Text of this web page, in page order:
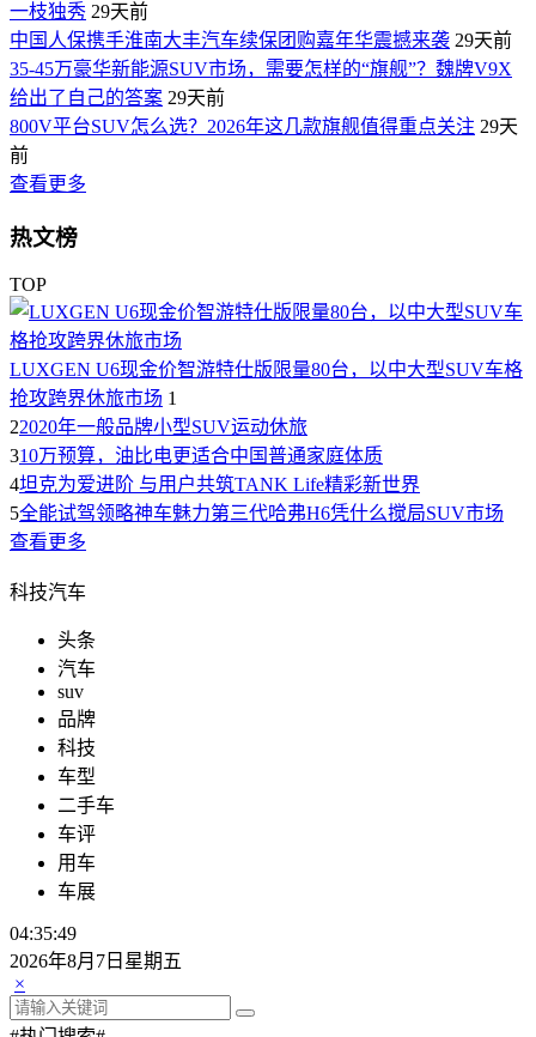
一枝独秀 29天前
中国人保携手淮南大丰汽车续保团购嘉年华震撼来袭 29天前
35-45万豪华新能源SUV市场，需要怎样的“旗舰”？魏牌V9X
给出了自己的答案 29天前
800V平台SUV怎么选？2026年这几款旗舰值得重点关注 29天
前
查看更多
热文榜
TOP
LUXGEN U6现金价智游特仕版限量80台，以中大型SUV车格
抢攻跨界休旅市场 1
22020年一般品牌小型SUV运动休旅
310万预算，油比电更适合中国普通家庭体质
4坦克为爱进阶 与用户共筑TANK Life精彩新世界
5全能试驾领略神车魅力第三代哈弗H6凭什么搅局SUV市场
查看更多
科技汽车
头条
汽车
suv
品牌
科技
车型
二手车
车评
用车
车展
04:35:49
2026年8月7日星期五
×